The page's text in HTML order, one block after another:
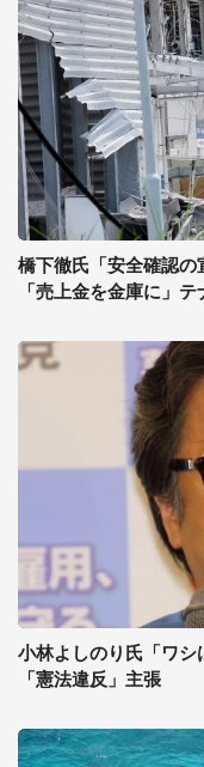
橋下徹氏「安全確認
「売上金を金庫に」
小林よしのり氏「ワ
「憲法違反」主張